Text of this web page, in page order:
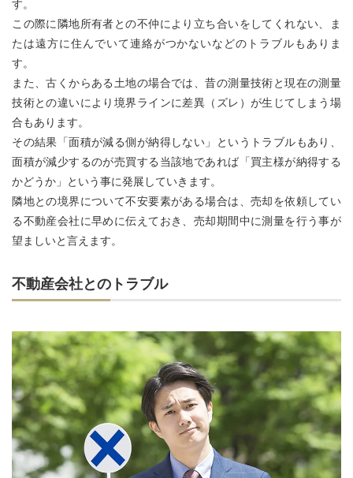
す。
この際に隣地所有者との不仲により立ち合いをしてくれない、ま
たは遠方に住んでいて連絡がつかないなどのトラブルもありま
す。
また、古くからある土地の場合では、昔の測量技術と現在の測量
技術との違いにより境界ラインに差異（ズレ）が生じてしまう場
合もあります。
その結果「面積が減る側が納得しない」というトラブルもあり、
面積が減少するのが売買する当該地であれば「買主様が納得する
かどうか」という事に発展していきます。
隣地との境界について不安要素がある場合は、売却を依頼してい
る不動産会社に早めに伝えておき、売却期間中に測量を行う事が
望ましいと言えます。
不動産会社とのトラブル